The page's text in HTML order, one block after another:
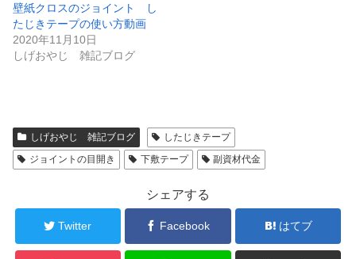
壁紙クロスのジョイント し
たじきテープの使い方動画
2020年11月10日
しげおやじ 雑記ブログ
しげおやじ 雑記ブログ
したじきテープ
ジョイントの目開き
下敷テープ 副資材代金
シェアする
Twitter Facebook はてブ